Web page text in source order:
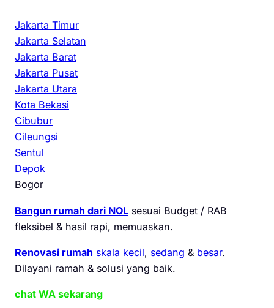
Jakarta Timur
Jakarta Selatan
Jakarta Barat
Jakarta Pusat
Jakarta Utara
Kota Bekasi
Cibubur
Cileungsi
Sentul
Depok
Bogor
Bangun rumah dari NOL sesuai Budget / RAB
fleksibel & hasil rapi, memuaskan.
Renovasi rumah skala kecil, sedang & besar.
Dilayani ramah & solusi yang baik.
chat WA sekarang